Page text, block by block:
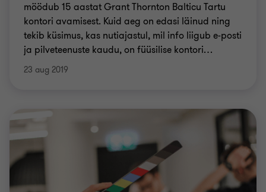
möödub 15 aastat Grant Thornton Balticu Tartu
kontori avamisest. Kuid aeg on edasi läinud ning
tekib küsimus, kas nutiajastul, mil info liigub e-posti
ja pilveteenuste kaudu, on füüsilise kontori…
23 aug 2019